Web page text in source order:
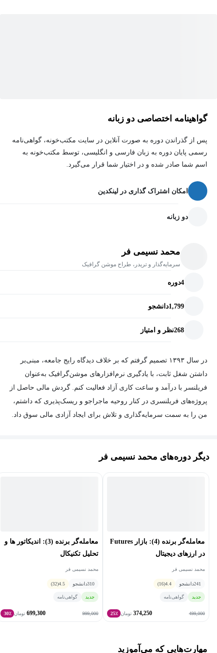
گواهینامه اختصاصی دو زبانه
پس از گذراندن دوره به صورت آنلاین در سایت مکتب‌خونه، گواهی‌نامه
رسمی پایان دوره به زبان فارسی و انگلیسی، توسط مکتب‌خونه به
اسم شما صادر شده و در اختیار شما قرار می‌گیرد.
امکان اشتراک گذاری در لینکدین
دو زبانه
محمد نسیمی فر
سرمایه‌گذار و تریدر، طراح موشن گرافیک
4دوره
1,799دانشجو
268نظر و امتیاز
در سال ۱۳۹۳ تصمیم گرفتم که بر خلاف دیدگاه رایج جامعه، مبنی‌بر
داشتن شغل ثابت، با یادگیری نرم‌افزارهای موشن‌گرافیک به‌عنوان
فریلنسر با درآمد و ساعت کاری آزاد فعالیت کنم. گردش مالی حاصل از
پروژه‌های فریلنسری در کنار روحیه ماجراجو و ریسک‌پذیری که داشتم،
من را به سمت سرمایه‌گذاری و تلاش برای ایجاد آزادی مالی سوق داد.
سرانجام در نیمه دوم سال ۱۳۹۶ توانستم به یک شرایط مناسب و پایدار
از آن، حس ارزشمندی و مفیدبودن برای جامعه را به من داد. حسی که
باعث می‌شود همیشه با شوق فراوان، جلوی میکروفون بنشینم و
هرآنچه که در زندگی شخصی‌ام تحول ایجاد می‌کند را به دیگران تدریس
کنم.
دیگر دوره‌های محمد نسیمی فر
معامله‌گر برنده (4): بازار Futures
در ارزهای دیجیتال
محمد نسیمی فر
241دانشجو 4.4
(16)
جدید گواهی‌نامه
499,000
374,250 تومان 25٪
معامله‌گر برنده (3): اندیکاتور ها و
تحلیل تکنیکال
محمد نسیمی فر
310دانشجو 4.5
(32)
جدید گواهی‌نامه
999,000
699,300 تومان 30٪
مهارت‌هایی که می‌آموزید